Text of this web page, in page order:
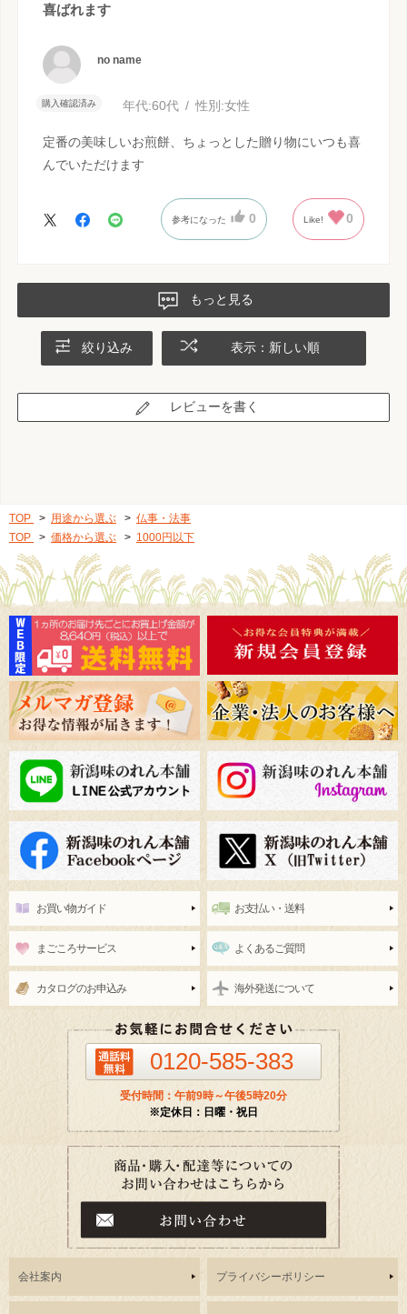
喜ばれます
no name
購入確認済み 年代:60代 性別:女性
定番の美味しいお煎餅、ちょっとした贈り物にいつも喜
んでいただけます
参考になった 0 Like! 0
もっと見る
絞り込み 表示：新しい順
レビューを書く
TOP > 用途から選ぶ > 仏事・法事
TOP
> 価格から選ぶ > 1000円以下
お買い物ガイド お支払い・送料
まごころサービス よくあるご質問
カタログのお申込み 海外発送について
0120-585-383
受付時間：午前9時～午後5時20分
※定休日：日曜・祝日
会社案内 プライバシーポリシー